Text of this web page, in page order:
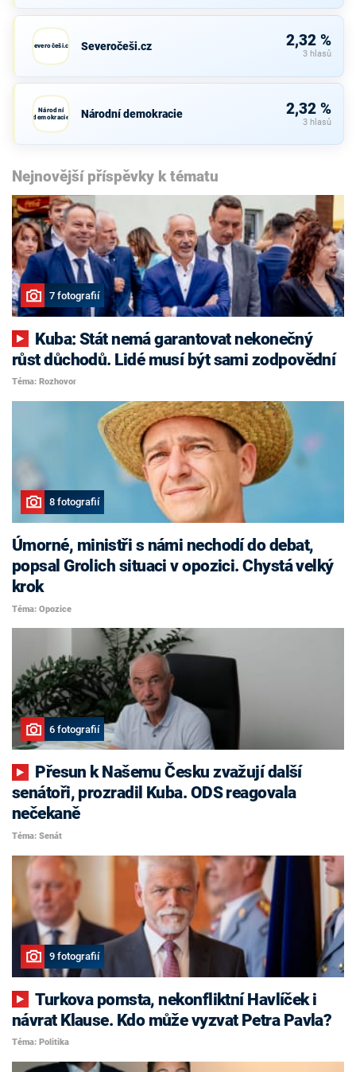
Severočeši.cz Severočeši.cz 2,32 %
3 hlasů
Národní
demokracie
Národní demokracie 2,32 %
3 hlasů
Nejnovější příspěvky k tématu
7 fotografií
růst důchodů. Lidé musí být sami zodpovědní
Téma: Rozhovor
8 fotografií
Úmorné, ministři s námi nechodí do debat,
popsal Grolich situaci v opozici. Chystá velký
krok
Téma: Opozice
6 fotografií
senátoři, prozradil Kuba. ODS reagovala
nečekaně
Téma: Senát
9 fotografií
Turkova pomsta, nekonfliktní Havlíček i
návrat Klause. Kdo může vyzvat Petra Pavla?
Téma: Politika